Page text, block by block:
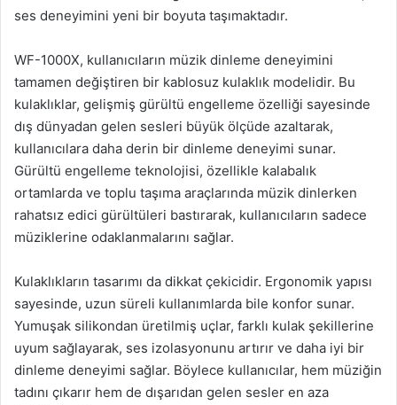
ses deneyimini yeni bir boyuta taşımaktadır.
WF-1000X, kullanıcıların müzik dinleme deneyimini
tamamen değiştiren bir kablosuz kulaklık modelidir. Bu
kulaklıklar, gelişmiş gürültü engelleme özelliği sayesinde
dış dünyadan gelen sesleri büyük ölçüde azaltarak,
kullanıcılara daha derin bir dinleme deneyimi sunar.
Gürültü engelleme teknolojisi, özellikle kalabalık
ortamlarda ve toplu taşıma araçlarında müzik dinlerken
rahatsız edici gürültüleri bastırarak, kullanıcıların sadece
müziklerine odaklanmalarını sağlar.
Kulaklıkların tasarımı da dikkat çekicidir. Ergonomik yapısı
sayesinde, uzun süreli kullanımlarda bile konfor sunar.
Yumuşak silikondan üretilmiş uçlar, farklı kulak şekillerine
uyum sağlayarak, ses izolasyonunu artırır ve daha iyi bir
dinleme deneyimi sağlar. Böylece kullanıcılar, hem müziğin
tadını çıkarır hem de dışarıdan gelen sesler en aza